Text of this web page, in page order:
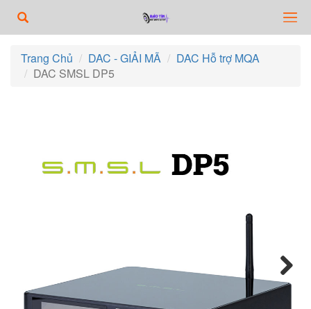
Trang Chủ DAC - GIẢI MÃ
DAC Hỗ trợ MQA
DAC SMSL DP5
Next